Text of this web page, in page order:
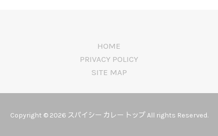
HOME
PRIVACY POLICY
SITE MAP
Copyright © 2026 スパイシー カレー トップ All rights Reserved.